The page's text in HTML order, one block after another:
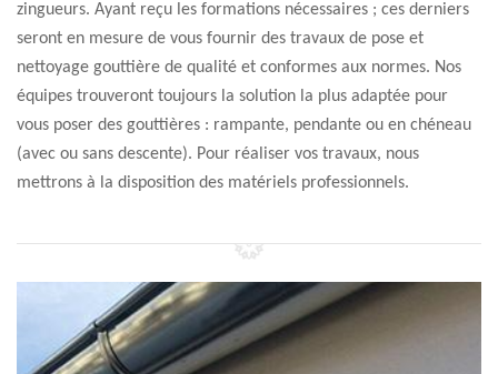
zingueurs. Ayant reçu les formations nécessaires ; ces derniers
seront en mesure de vous fournir des travaux de pose et
nettoyage gouttière de qualité et conformes aux normes. Nos
équipes trouveront toujours la solution la plus adaptée pour
vous poser des gouttières : rampante, pendante ou en chéneau
(avec ou sans descente). Pour réaliser vos travaux, nous
mettrons à la disposition des matériels professionnels.